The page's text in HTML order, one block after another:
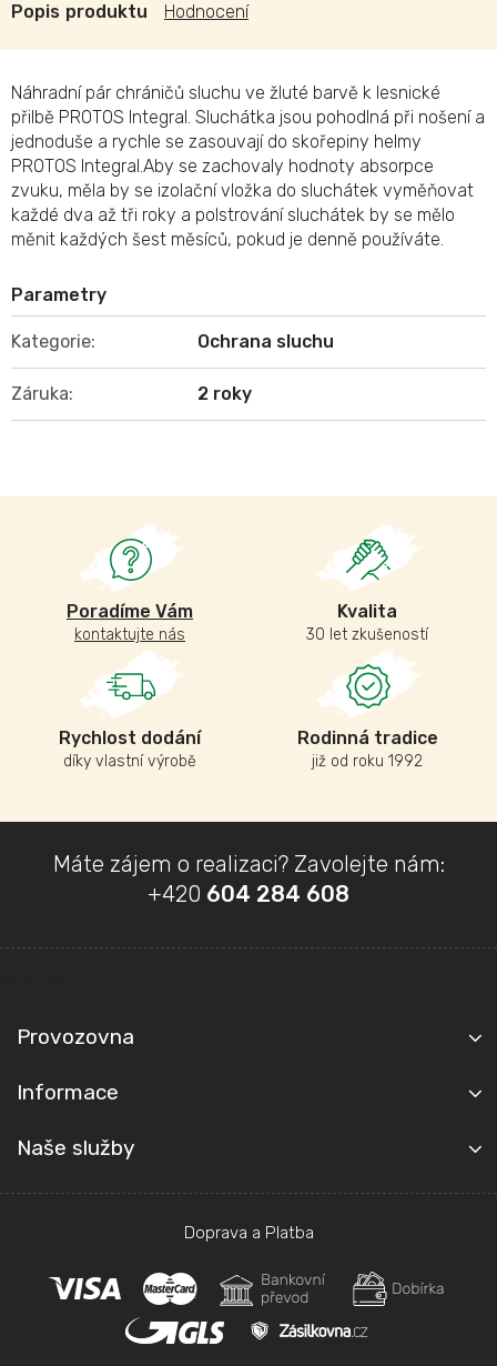
Poradíme Vám
kontaktujte nás
Kvalita
30 let zkušeností
Rychlost dodání
díky vlastní výrobě
Rodinná tradice
již od roku 1992
Popis Hodnocení
Náhradní pár chráničů sluchu ve žluté barvě k lesnické
přilbě PROTOS Integral. Sluchátka jsou pohodlná při nošení a
jednoduše a rychle se zasouvají do skořepiny helmy
PROTOS Integral.Aby se zachovaly hodnoty absorpce
zvuku, měla by se izolační vložka do sluchátek vyměňovat
každé dva až tři roky a polstrování sluchátek by se mělo
měnit každých šest měsíců, pokud je denně používáte.
Kategorie: Ochrana sluchu
Záruka: 2 roky
a
Máte zájem o realizaci? Zavolejte nám:
+420 604 284 608
Provozovna
Informace
Naše služby
Doprava a Platba